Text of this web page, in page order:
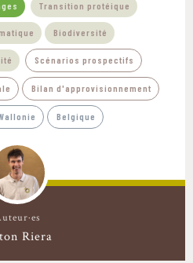
Transition protéique
Biodiversité
Scénarios prospectifs
Bilan d'approvisionnement
Belgique
Riera